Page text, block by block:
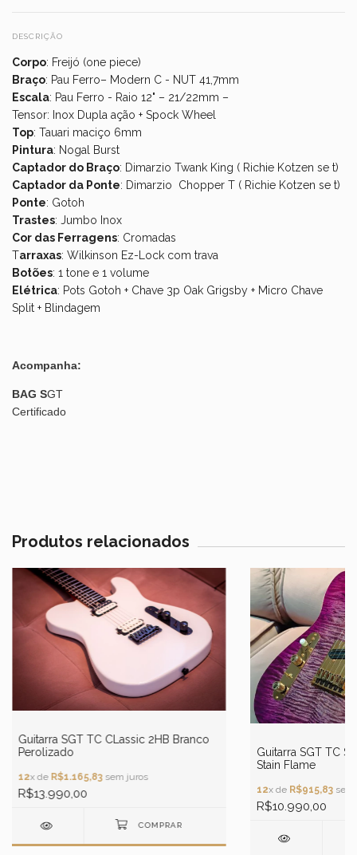
DESCRIÇÃO
Corpo: Freijó (one piece)
Braço: Pau Ferro– Modern C - NUT 41,7mm
Escala: Pau Ferro - Raio 12" – 21/22mm –
Tensor: Inox Dupla ação + Spock Wheel
Top: Tauari maciço 6mm
Pintura: Nogal Burst
Captador do Braço: Dimarzio Twank King ( Richie Kotzen se t)
Captador da Ponte: Dimarzio Chopper T ( Richie Kotzen se t)
Ponte: Gotoh
Trastes: Jumbo Inox
Cor das Ferragens: Cromadas
Tarraxas: Wilkinson Ez-Lock com trava
Botões: 1 tone e 1 volume
Elétrica: Pots Gotoh + Chave 3p Oak Grigsby + Micro Chave
Split + Blindagem
Acompanha:
BAG SGT
Certificado
Produtos relacionados
Guitarra SGT TC CLassic 2HB Branco
Perolizado
12x de R$1.165,83sem juros
R$13.990,00
Guitarra SGT TC
Stain Flame
12x de R$915,83sem
R$10.990,00